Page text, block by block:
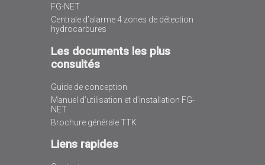
FG-NET
Centrale d’alarme 4 zones de détection
hydrocarbures
Les documents les plus
consultés
Guide de conception
Manuel d’utilisation et d’installation FG-
NET
Brochure générale TTK
Liens rapides